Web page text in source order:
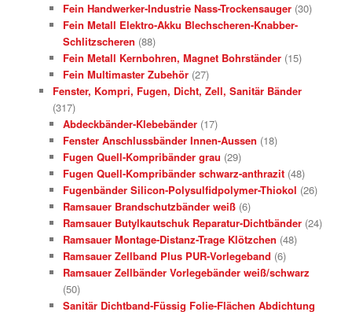
Fein Handwerker-Industrie Nass-Trockensauger (30)
Fein Metall Elektro-Akku Blechscheren-Knabber-
Schlitzscheren (88)
Fein Metall Kernbohren, Magnet Bohrständer (15)
Fein Multimaster Zubehör (27)
Fenster, Kompri, Fugen, Dicht, Zell, Sanitär Bänder
(317)
Abdeckbänder-Klebebänder (17)
Fenster Anschlussbänder Innen-Aussen (18)
Fugen Quell-Kompribänder grau (29)
Fugen Quell-Kompribänder schwarz-anthrazit (48)
Fugenbänder Silicon-Polysulfidpolymer-Thiokol (26)
Ramsauer Brandschutzbänder weiß (6)
Ramsauer Butylkautschuk Reparatur-Dichtbänder (24)
Ramsauer Montage-Distanz-Trage Klötzchen (48)
Ramsauer Zellband Plus PUR-Vorlegeband (6)
Ramsauer Zellbänder Vorlegebänder weiß/schwarz
(50)
Sanitär Dichtband-Füssig Folie-Flächen Abdichtung